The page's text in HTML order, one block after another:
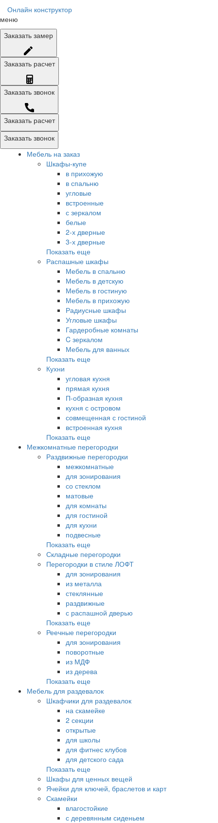
Онлайн конструктор
меню
Заказать замер
Заказать расчет
Заказать звонок
Заказать расчет
Заказать звонок
Мебель на заказ
Шкафы-купе
в прихожую
в спальню
угловые
встроенные
с зеркалом
белые
2-х дверные
3-х дверные
Показать еще
Распашные шкафы
Мебель в спальню
Мебель в детскую
Мебель в гостиную
Мебель в прихожую
Радиусные шкафы
Угловые шкафы
Гардеробные комнаты
C зеркалом
Мебель для ванных
Показать еще
Кухни
угловая кухня
прямая кухня
П-образная кухня
кухня с островом
совмещенная с гостиной
встроенная кухня
Показать еще
Межкомнатные перегородки
Раздвижные перегородки
межкомнатные
для зонирования
со стеклом
матовые
для комнаты
для гостиной
для кухни
подвесные
Показать еще
Складные перегородки
Перегородки в стиле ЛОФТ
для зонирования
из металла
стеклянные
раздвижные
с распашной дверью
Показать еще
Реечные перегородки
для зонирования
поворотные
из МДФ
из дерева
Показать еще
Мебель для раздевалок
Шкафчики для раздевалок
на скамейке
2 секции
открытые
для школы
для фитнес клубов
для детского сада
Показать еще
Шкафы для ценных вещей
Ячейки для ключей, браслетов и карт
Скамейки
влагостойкие
с деревянным сиденьем